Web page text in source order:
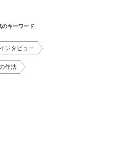
のキーワード
インタビュー
作法